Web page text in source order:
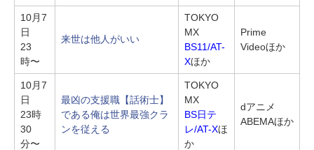
10月7
日
23
時〜
来世は他人がいい
TOKYO
MX
BS11/AT-
Xほか
Prime
Videoほか
10月7
日
23時
30
分〜
最凶の支援職【話術士】
である俺は世界最強クラ
ンを従える
TOKYO
MX
BS日テ
レ/AT-Xほ
か
dアニメ
ABEMAほか